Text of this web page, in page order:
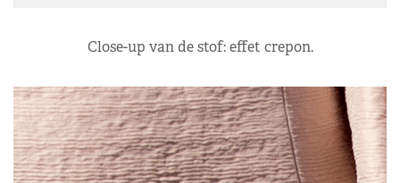
Close-up van de stof: effet crepon.